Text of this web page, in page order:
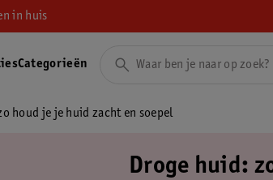
in huis
Categorieën
houd je je huid zacht en soepel
Droge huid: